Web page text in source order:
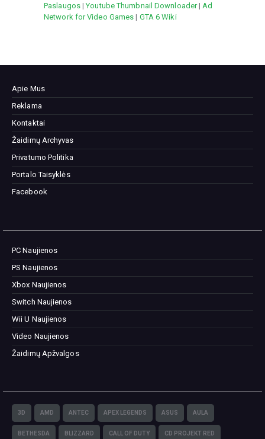
Paslaugos|Youtube Thumbnail Downloader| Ad
Network for Video Games | GTA 6 Wiki
Apie Mus
Reklama
Kontaktai
Žaidimų Archyvas
Privatumo Politika
Portalo Taisyklės
Facebook
PC Naujienos
PS Naujienos
Xbox Naujienos
Switch Naujienos
Wii U Naujienos
Video Naujienos
Žaidimų Apžvalgos
3D AMD ANTEC APEX LEGENDS ASUS AULA
BETHESDA BLIZZARD CALL OF DUTY CD PROJEKT RED